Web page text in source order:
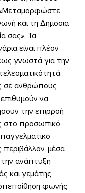
και τη Δημόσια
σας». Τα
είναι πλέον
γνωστά για την
σε ανθρώπους
να
την επιρροή
στο προσωπικό
περιβάλλον, μέσα
ανάπτυξη
και γεμάτης
φωνής